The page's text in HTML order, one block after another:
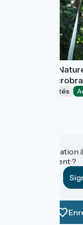
Anjou Sport
Parcours
Loisirs et activités
Une information
établissement ?